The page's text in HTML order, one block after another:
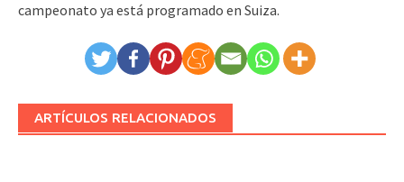
campeonato ya está programado en Suiza.
ARTÍCULOS RELACIONADOS